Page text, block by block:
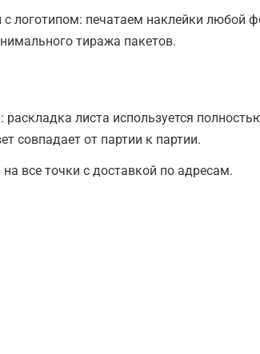
логотипом: печатаем наклейки любой
тиража пакетов.
листа используется
совпадает от партии к партии.
все точки с доставкой по адресам.